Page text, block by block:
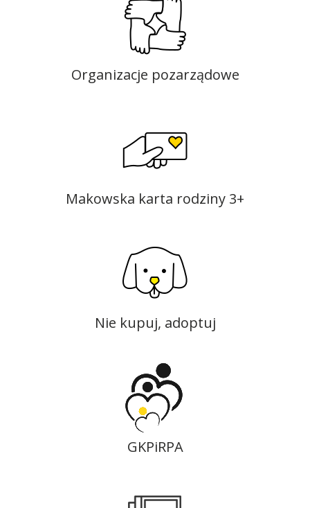
Organizacje pozarządowe
Makowska karta rodziny 3+
Nie kupuj, adoptuj
GKPiRPA